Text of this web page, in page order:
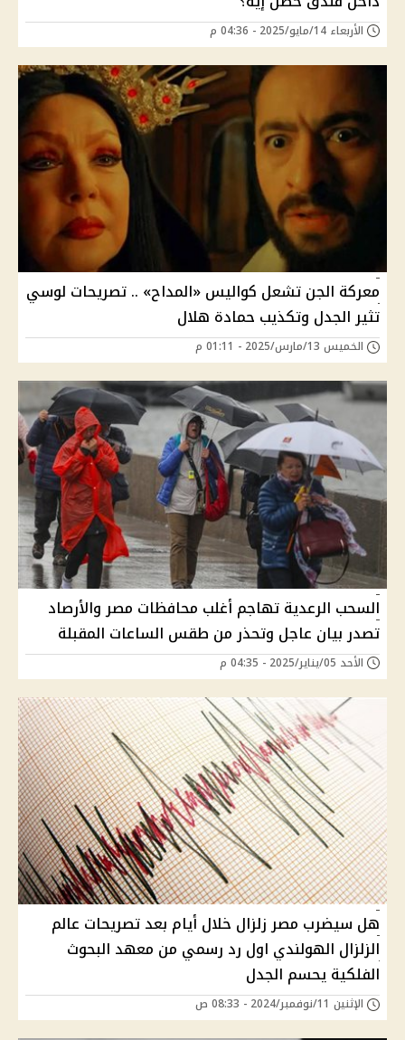
الأربعاء 14/مايو/2025 - 04:36 م
معركة الجن تشعل كواليس «المداح» .. تصريحات لوسي
تثير الجدل وتكذيب حمادة هلال
الخميس 13/مارس/2025 - 01:11 م
السحب الرعدية تهاجم أغلب محافظات مصر والأرصاد
تصدر بيان عاجل وتحذر من طقس الساعات المقبلة
الأحد 05/يناير/2025 - 04:35 م
هل سيضرب مصر زلزال خلال أيام بعد تصريحات عالم
الزلزال الهولندي اول رد رسمي من معهد البحوث
الفلكية يحسم الجدل
الإثنين 11/نوفمبر/2024 - 08:33 ص